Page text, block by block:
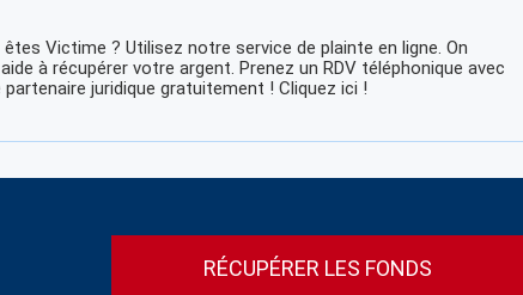
Victime ? Utilisez notre service de plainte en ligne. On
à récupérer votre argent. Prenez un RDV téléphonique avec
juridique gratuitement ! Cliquez ici !
RÉCUPÉRER LES FONDS